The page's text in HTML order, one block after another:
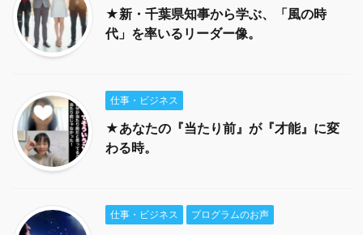
★新・千葉県知事から学ぶ、「風の時
代」を率いるリーダー像。
仕事・ビジネス
★あなたの『当たり前』が『才能』に変
わる時。
仕事・ビジネス プログラムのお声